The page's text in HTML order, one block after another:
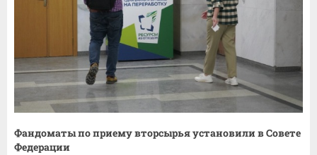
Фандоматы по приему вторсырья установили в Совете
Федерации